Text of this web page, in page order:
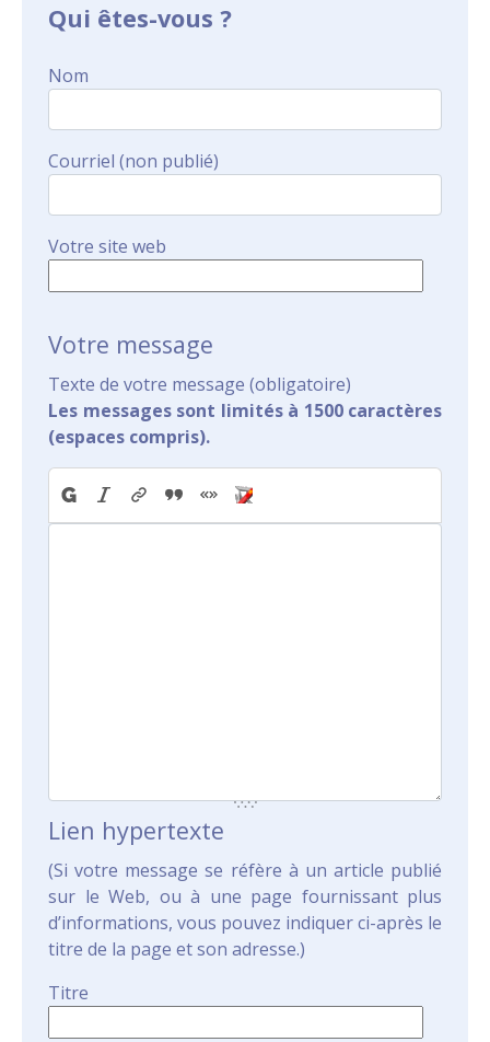
Qui êtes-vous ?
Nom
Courriel (non publié)
Votre site web
Votre message
Texte de votre message (obligatoire)
Les messages sont limités à 1500 caractères
(espaces compris).
Lien hypertexte
(Si votre message se réfère à un article publié
sur le Web, ou à une page fournissant plus
d’informations, vous pouvez indiquer ci-après le
titre de la page et son adresse.)
Titre